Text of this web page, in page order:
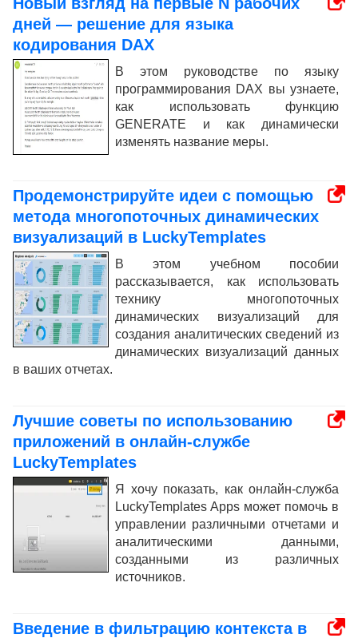
дней — решение для языка
кодирования DAX
В этом руководстве по языку
программирования DAX вы узнаете,
как использовать функцию
GENERATE и как динамически
изменять название меры.
Продемонстрируйте идеи с помощью
метода многопоточных динамических
визуализаций в LuckyTemplates
В этом учебном пособии
рассказывается, как использовать
технику многопоточных
динамических визуализаций для
создания аналитических сведений из
динамических визуализаций данных
в ваших отчетах.
Лучшие советы по использованию
приложений в онлайн-службе
LuckyTemplates
Я хочу показать, как онлайн-служба
LuckyTemplates Apps может помочь в
управлении различными отчетами и
аналитическими данными,
созданными из различных
источников.
Введение в фильтрацию контекста в